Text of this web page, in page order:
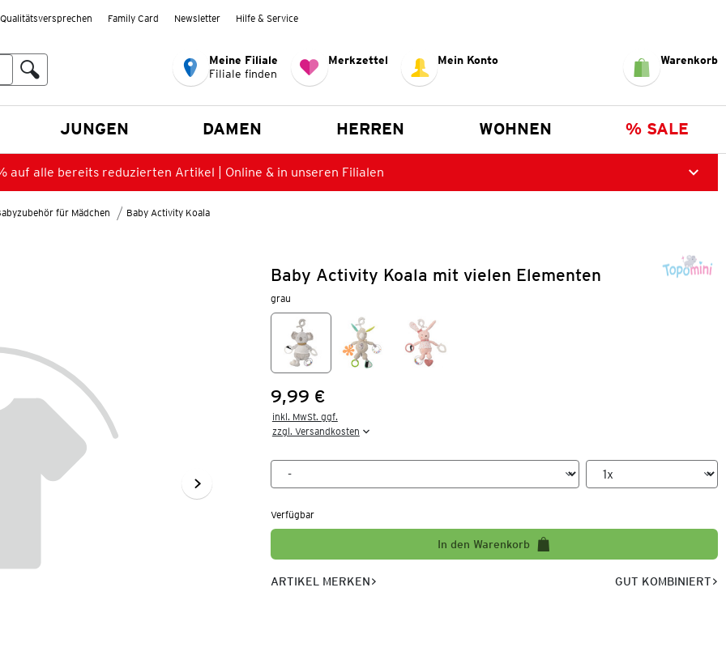
Qualitätsversprechen Family Card Newsletter Hilfe & Service
Meine Filiale
Filiale finden
Merkzettel Mein Konto Warenkorb
JUNGEN DAMEN HERREN WOHNEN % SALE
auf alle bereits reduzierten Artikel | Online & in unseren Filialen
für Mädchen Baby Activity Koala
Baby Activity Koala mit vielen Elementen
grau
Preis:
9,99 €
inkl. MwSt. ggf.
zzgl. Versandkosten
Verfügbar
In den Warenkorb
ARTIKEL MERKEN GUT KOMBINIERT